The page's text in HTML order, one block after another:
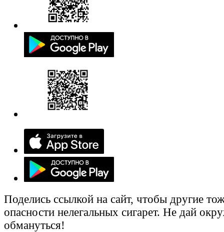
Поделись ссылкой на сайт, чтобы другие
опасности нелегальных сигарет. Не дай
обмануться!